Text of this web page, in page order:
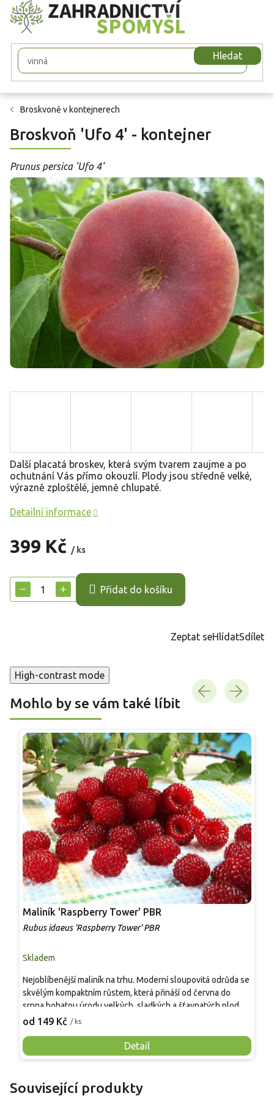
Přejít
na
obsah
Hledat
Broskvoně v kontejnerech
Broskvoň 'Ufo 4' - kontejner
Prunus persica 'Ufo 4'
399 Kč / ks
cena:
+
− Přidat do košíku
Další placatá broskev, která svým tvarem zaujme a po
ochutnání Vás přímo okouzlí. Plody jsou středně velké,
výrazně zploštělé, jemně chlupaté.
Detailní informace
Zeptat seHlídatSdílet
High-contrast mode
Mohlo by se vám také líbit
Maliník 'Raspberry Tower' PBR
Rubus idaeus 'Raspberry Tower' PBR
Skladem
od 149 Kč / ks
Detail
Nejoblíbenější maliník na trhu. Moderní sloupovitá odrůda se
skvělým kompaktním růstem, která přináší od června do
srpna bohatou úrodu velkých, sladkých a šťavnatých plodů.
Pevné vzpřímené výhony tvoří elegantní habitus bez
Mrazuvzdornost do −25 °C a spolehlivá vitalita z něj dělají
skvělou volbu pro každého pěstitele.
Související produkty